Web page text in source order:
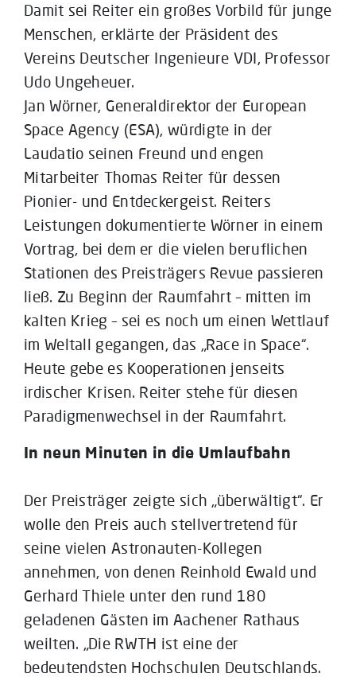
Damit sei Reiter ein großes Vorbild für junge
Menschen, erklärte der Präsident des
Vereins Deutscher Ingenieure VDI, Professor
Udo Ungeheuer.
Jan Wörner, Generaldirektor der European
Space Agency (ESA), würdigte in der
Laudatio seinen Freund und engen
Mitarbeiter Thomas Reiter für dessen
Pionier- und Entdeckergeist. Reiters
Leistungen dokumentierte Wörner in einem
Vortrag, bei dem er die vielen beruflichen
Stationen des Preisträgers Revue passieren
ließ. Zu Beginn der Raumfahrt – mitten im
kalten Krieg – sei es noch um einen Wettlauf
im Weltall gegangen, das „Race in Space“.
Heute gebe es Kooperationen jenseits
irdischer Krisen. Reiter stehe für diesen
Paradigmenwechsel in der Raumfahrt.
In neun Minuten in die Umlaufbahn
Der Preisträger zeigte sich „überwältigt“. Er
wolle den Preis auch stellvertretend für
seine vielen Astronauten-Kollegen
annehmen, von denen Reinhold Ewald und
Gerhard Thiele unter den rund 180
geladenen Gästen im Aachener Rathaus
weilten. „Die RWTH ist eine der
bedeutendsten Hochschulen Deutschlands.